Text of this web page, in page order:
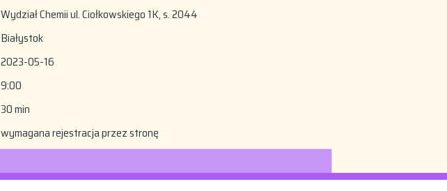
Wydział Chemii ul. Ciołkowskiego 1K, s. 2044
Białystok
2023-05-16
9:00
30 min
wymagana rejestracja przez stronę